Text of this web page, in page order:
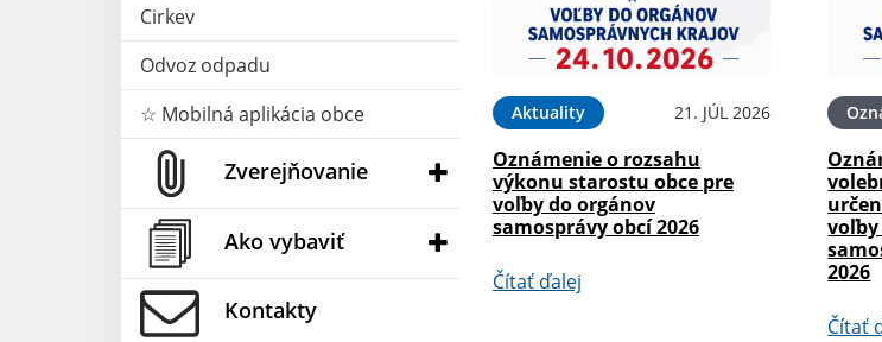
Cirkev
Odvoz odpadu
☆ Mobilná aplikácia obce
Zverejňovanie
Ako vybaviť
Kontakty
Aktuality 21. JÚL 2026
Oznámenie o rozsahu
výkonu starostu obce pre
voľby do orgánov
samosprávy obcí 2026
Čítať ďalej
2026
Čítať